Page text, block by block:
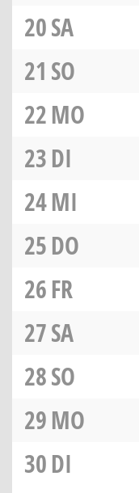
20SA
21 SO
22MO
23DI
24MI
25DO
26FR
27SA
28SO
29MO
30DI